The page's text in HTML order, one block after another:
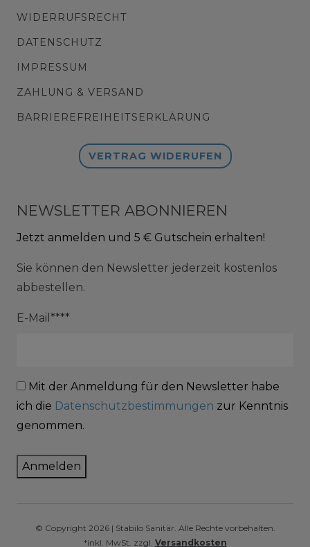
WIDERRUFSRECHT
DATENSCHUTZ
IMPRESSUM
ZAHLUNG & VERSAND
BARRIEREFREIHEITSERKLÄRUNG
VERTRAG WIDERUFEN
NEWSLETTER ABONNIEREN
Jetzt anmelden und 5 € Gutschein erhalten!
Sie können den Newsletter jederzeit kostenlos
abbestellen.
E-Mail****
Mit der Anmeldung für den Newsletter habe
ich die Datenschutzbestimmungen zur Kenntnis
genommen.
Anmelden
© Copyright 2026 | Stabilo Sanitär. Alle Rechte vorbehalten.
*inkl. MwSt. zzgl. Versandkosten